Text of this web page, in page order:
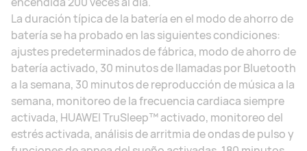
La duración típica de la batería en el modo de ahorro de
batería se ha probado en las siguientes condiciones:
ajustes predeterminados de fábrica, modo de ahorro de
batería activado, 30 minutos de llamadas por Bluetooth
a la semana, 30 minutos de reproducción de música a la
semana, monitoreo de la frecuencia cardiaca siempre
activada, HUAWEI TruSleep™ activado, monitoreo del
estrés activada, análisis de arritmia de ondas de pulso y